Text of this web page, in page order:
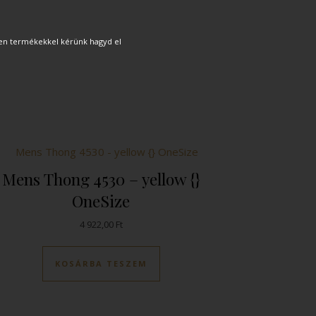
Mens Thong 4530 – yellow {}
OneSize
4 922,00 Ft
KOSÁRBA TESZEM
termékekkel kérünk hagyd el